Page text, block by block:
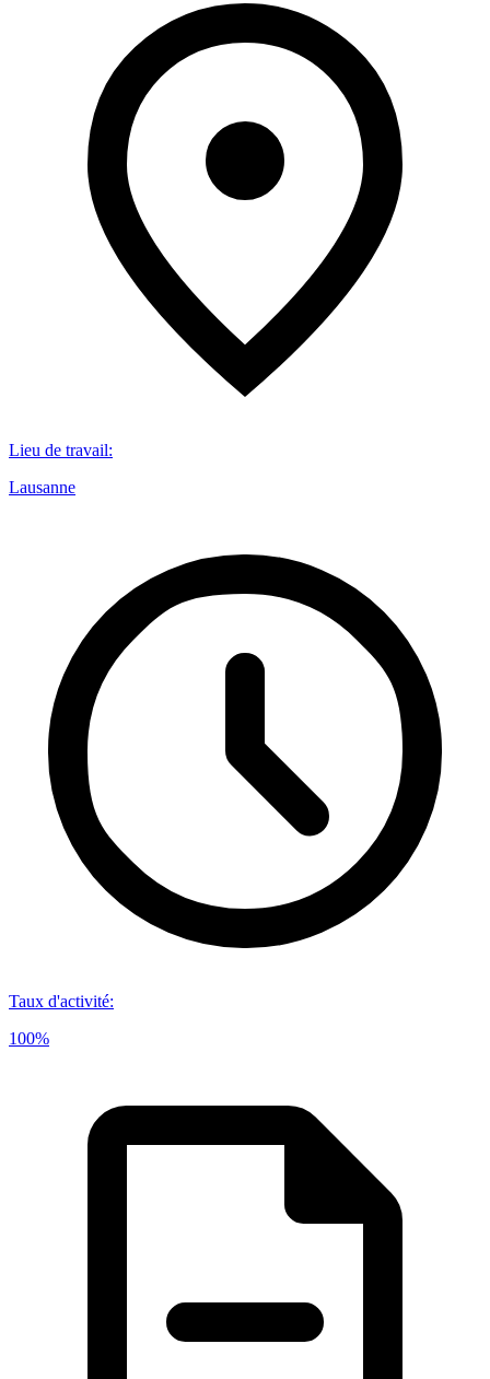
Lieu de travail:
Lausanne
Taux d'activité:
100%